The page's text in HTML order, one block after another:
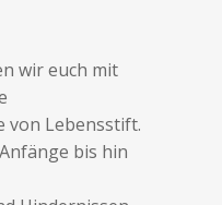
wir euch mit
von Lebensstift.
bis hin